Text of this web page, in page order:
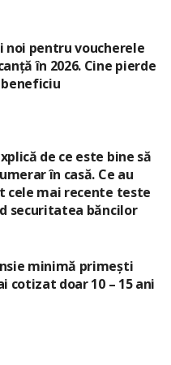
noi pentru voucherele
în 2026. Cine pierde
de ce este bine să
în casă. Ce au
cele mai recente teste
securitatea băncilor
minimă primești
cotizat doar 10 – 15 ani